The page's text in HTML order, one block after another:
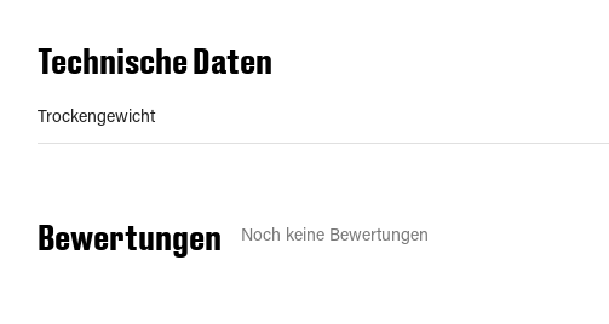
Technische Daten
Trockengewicht
Bewertungen Noch keine Bewertungen